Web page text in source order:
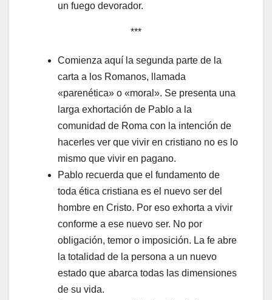
un fuego devorador.
***
Comienza aquí la segunda parte de la
carta a los Romanos, llamada
«parenética» o «moral». Se presenta una
larga exhortación de Pablo a la
comunidad de Roma con la intención de
hacerles ver que vivir en cristiano no es lo
mismo que vivir en pagano.
Pablo recuerda que el fundamento de
toda ética cristiana es el nuevo ser del
hombre en Cristo. Por eso exhorta a vivir
conforme a ese nuevo ser. No por
obligación, temor o imposición. La fe abre
la totalidad de la persona a un nuevo
estado que abarca todas las dimensiones
de su vida.